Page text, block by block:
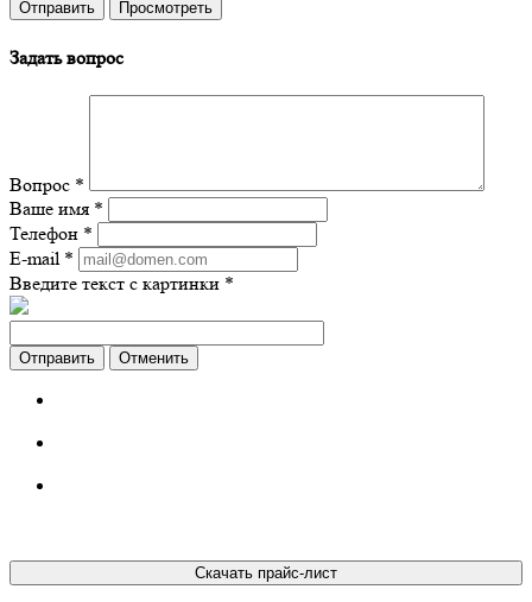
Задать вопрос
Вопрос *
Ваше имя *
Телефон *
E-mail *
Введите текст с картинки *
Отменить
Скачать прайс-лист